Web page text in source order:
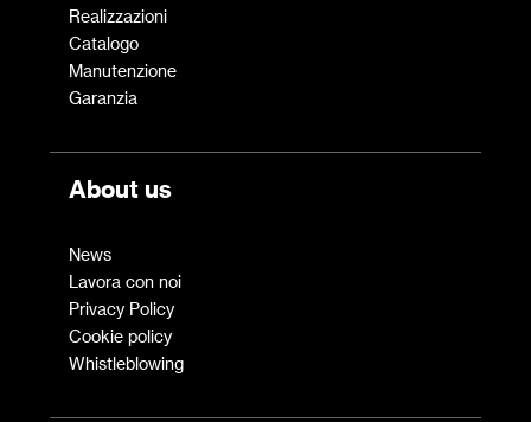
Realizzazioni
Catalogo
Manutenzione
Garanzia
About us
News
Lavora con noi
Privacy Policy
Cookie policy
Whistleblowing